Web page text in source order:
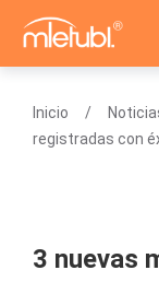
Inicio
registradas con
3 nuevas